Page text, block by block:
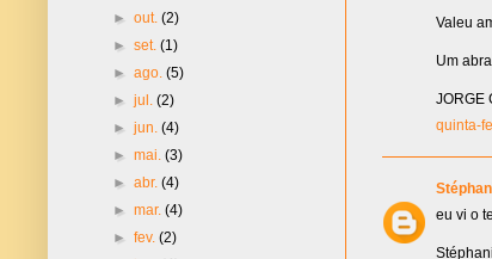
Valeu
Um
JORGE
quinta-
eu vi o
►out.(2)
►set.(1)
►ago.(5)
►jul.(2)
►jun.(4)
►mai.(3)
►abr.(4)
►mar.(4)
►fev.(2)